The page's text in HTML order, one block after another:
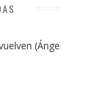
(Ángel